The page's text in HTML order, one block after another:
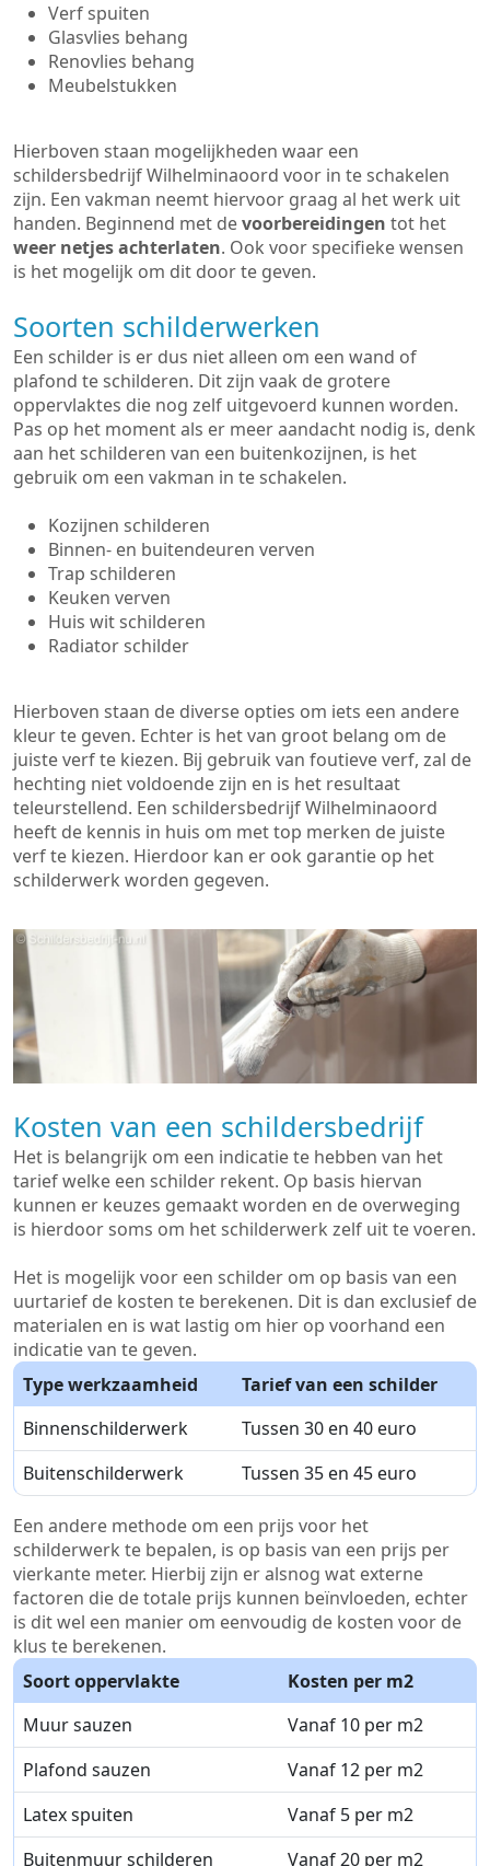
Verf spuiten
Glasvlies behang
Renovlies behang
Meubelstukken
Hierboven staan mogelijkheden waar een
schildersbedrijf Wilhelminaoord voor in te schakelen
zijn. Een vakman neemt hiervoor graag al het werk uit
handen. Beginnend met devoorbereidingen tot het
weer netjes achterlaten. Ook voor specifieke wensen
is het mogelijk om dit door te geven.
Soorten schilderwerken
Een schilder is er dus niet alleen om een wand of
plafond te schilderen. Dit zijn vaak de grotere
oppervlaktes die nog zelf uitgevoerd kunnen worden.
Pas op het moment als er meer aandacht nodig is, denk
aan het schilderen van een buitenkozijnen, is het
gebruik om een vakman in te schakelen.
Kozijnen schilderen
Binnen- en buitendeuren verven
Trap schilderen
Keuken verven
Huis wit schilderen
Radiator schilder
Hierboven staan de diverse opties om iets een andere
kleur te geven. Echter is het van groot belang om de
juiste verf te kiezen. Bij gebruik van foutieve verf, zal de
hechting niet voldoende zijn en is het resultaat
teleurstellend. Een schildersbedrijf Wilhelminaoord
heeft de kennis in huis om met top merken de juiste
verf te kiezen. Hierdoor kan er ook garantie op het
schilderwerk worden gegeven.
Kosten van een schildersbedrijf
Het is belangrijk om een indicatie te hebben van het
tarief welke een schilder rekent. Op basis hiervan
kunnen er keuzes gemaakt worden en de overweging
is hierdoor soms om het schilderwerk zelf uit te voeren.
Het is mogelijk voor een schilder om op basis van een
uurtarief de kosten te berekenen. Dit is dan exclusief de
materialen en is wat lastig om hier op voorhand een
indicatie van te geven.
Type werkzaamheid
Tarief van een schilder
Binnenschilderwerk
Tussen 30 en 40 euro
Buitenschilderwerk
Tussen 35 en 45 euro
Een andere methode om een prijs voor het
schilderwerk te bepalen, is op basis van een prijs per
vierkante meter. Hierbij zijn er alsnog wat externe
factoren die de totale prijs kunnen beïnvloeden, echter
is dit wel een manier om eenvoudig de kosten voor de
klus te berekenen.
Soort oppervlakte
Kosten per m2
Muur sauzen
Vanaf 10 per m2
Plafond sauzen
Vanaf 12 per m2
Latex spuiten
Vanaf 5 per m2
Buitenmuur schilderen
Vanaf 20 per m2